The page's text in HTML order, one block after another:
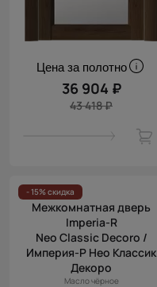
Цена за полотно
36 904 ₽
43 418 ₽
- 15% скидка
Межкомнатная дверь
Imperia-R
Neo Classic Decoro /
Империя-Р Нео Классик
Декоро
Масло чёрное